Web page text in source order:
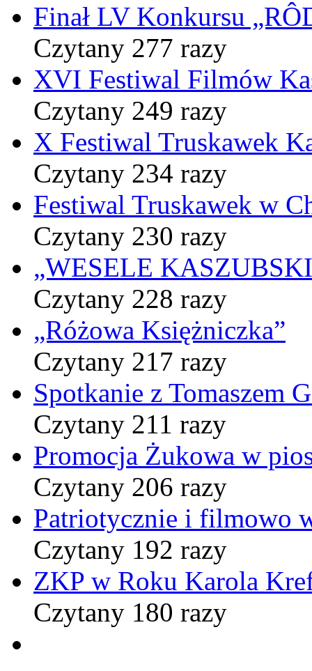
Finał LV Konkursu
Czytany 277 razy
XVI Festiwal Filmów
Czytany 249 razy
X Festiwal Truskawek
Czytany 234 razy
Festiwal Truskawek w
Czytany 230 razy
„WESELE
Czytany 228 razy
„Różowa Księżniczka”
Czytany 217 razy
Spotkanie z Tomaszem
Czytany 211 razy
Promocja Żukowa w
Czytany 206 razy
Patriotycznie i filmowo
Czytany 192 razy
ZKP w Roku Karola
Czytany 180 razy